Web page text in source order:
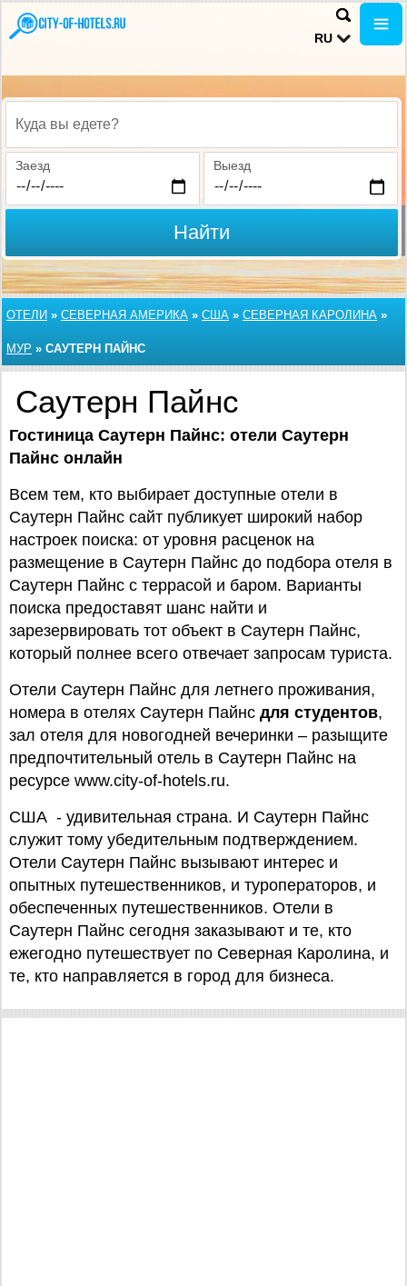
RU
Куда вы едете?
Заезд Выезд
Найти
ОТЕЛИ » СЕВЕРНАЯ АМЕРИКА » США » СЕВЕРНАЯ КАРОЛИНА »
МУР » САУТЕРН ПАЙНС
Саутерн Пайнс
Гостиница Саутерн Пайнс: отели Саутерн
Пайнс онлайн
Всем тем, кто выбирает доступные отели в
Саутерн Пайнс сайт публикует широкий набор
настроек поиска: от уровня расценок на
размещение в Саутерн Пайнс до подбора отеля в
Саутерн Пайнс с террасой и баром. Варианты
поиска предоставят шанс найти и
зарезервировать тот объект в Саутерн Пайнс,
который полнее всего отвечает запросам туриста.
Отели Саутерн Пайнс для летнего проживания,
номера в отелях Саутерн Пайнс для студентов,
зал отеля для новогодней вечеринки – разыщите
предпочтительный отель в Саутерн Пайнс на
ресурсе www.city-of-hotels.ru.
США - удивительная страна. И Саутерн Пайнс
служит тому убедительным подтверждением.
Отели Саутерн Пайнс вызывают интерес и
опытных путешественников, и туроператоров, и
обеспеченных путешественников. Отели в
Саутерн Пайнс сегодня заказывают и те, кто
ежегодно путешествует по Северная Каролина, и
те, кто направляется в город для бизнеса.